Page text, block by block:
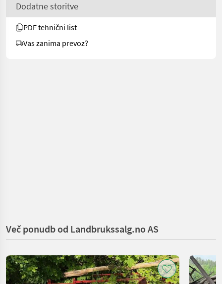
Dodatne storitve
PDF tehnični list
Vas zanima prevoz?
Več ponudb od Landbrukssalg.no AS